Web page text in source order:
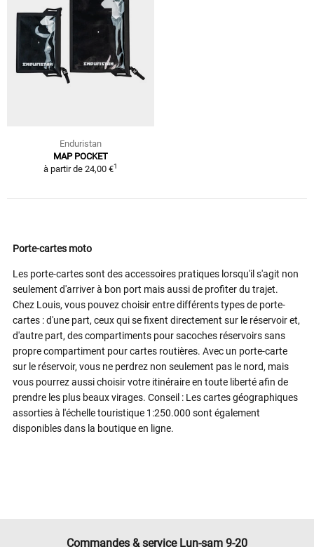
Enduristan
MAP POCKET
à partir de 24,00 €1
Porte-cartes moto
Les porte-cartes sont des accessoires pratiques lorsqu'il s'agit non
seulement d'arriver à bon port mais aussi de profiter du trajet.
Chez Louis, vous pouvez choisir entre différents types de porte-
cartes : d'une part, ceux qui se fixent directement sur le réservoir et,
d'autre part, des compartiments pour sacoches réservoirs sans
propre compartiment pour cartes routières. Avec un porte-carte
sur le réservoir, vous ne perdrez non seulement pas le nord, mais
vous pourrez aussi choisir votre itinéraire en toute liberté afin de
prendre les plus beaux virages. Conseil : Les cartes géographiques
assorties à l'échelle touristique 1:250.000 sont également
disponibles dans la boutique en ligne.
Commandes & service Lun-sam 9-20